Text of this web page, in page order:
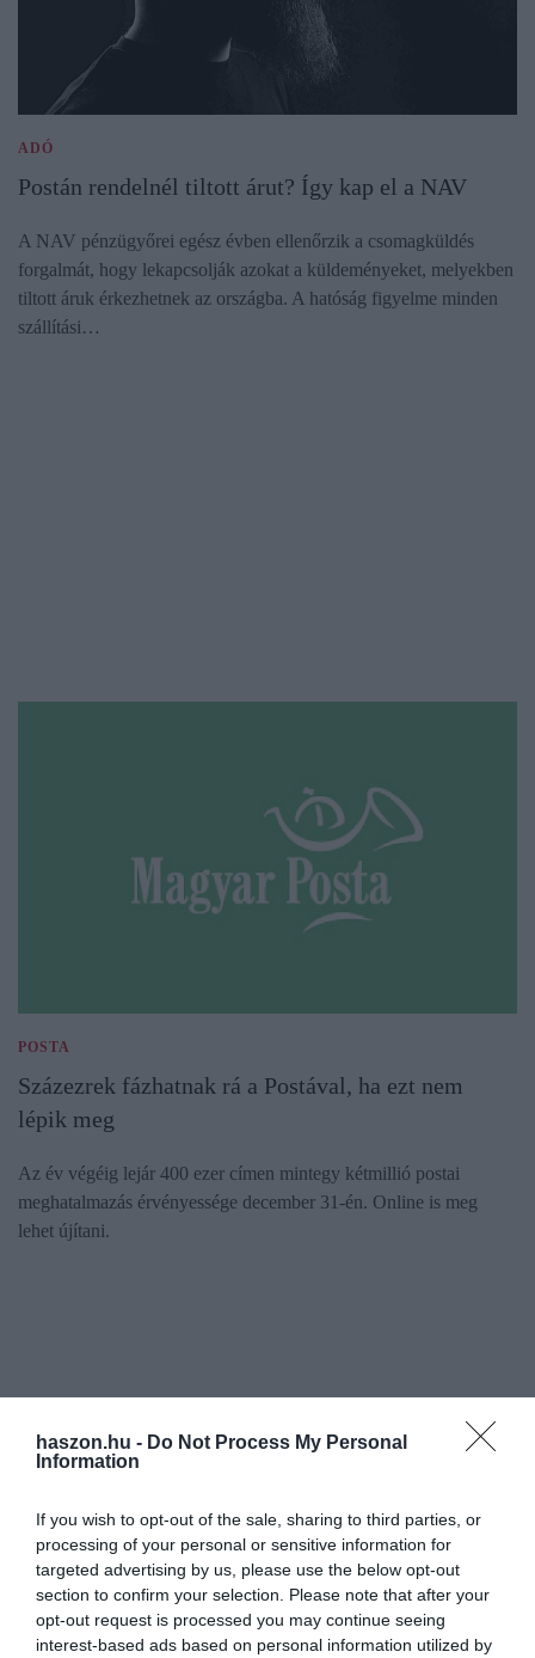
haszon.hu - Do Not Process My Personal
Information
If you wish to opt-out of the sale, sharing to third parties, or
processing of your personal or sensitive information for
targeted advertising by us, please use the below opt-out
section to confirm your selection. Please note that after your
opt-out request is processed you may continue seeing
interest-based ads based on personal information utilized by
ADÓ
Postán rendelnél tiltott árut? Így kap el a NAV
A NAV pénzügyőrei egész évben ellenőrzik a csomagküldés
forgalmát, hogy lekapcsolják azokat a küldeményeket, melyekben
tiltott áruk érkezhetnek az országba. A hatóság figyelme minden
szállítási…
POSTA
Százezrek fázhatnak rá a Postával, ha ezt nem
lépik meg
Az év végéig lejár 400 ezer címen mintegy kétmillió postai
meghatalmazás érvényessége december 31-én. Online is meg
lehet újítani.